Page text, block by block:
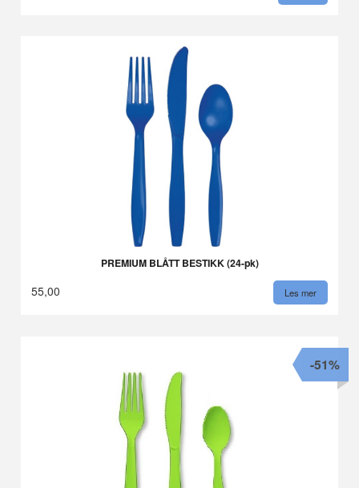
PREMIUM BLÅTT BESTIKK (24-pk)
55,00 Les mer
-51%